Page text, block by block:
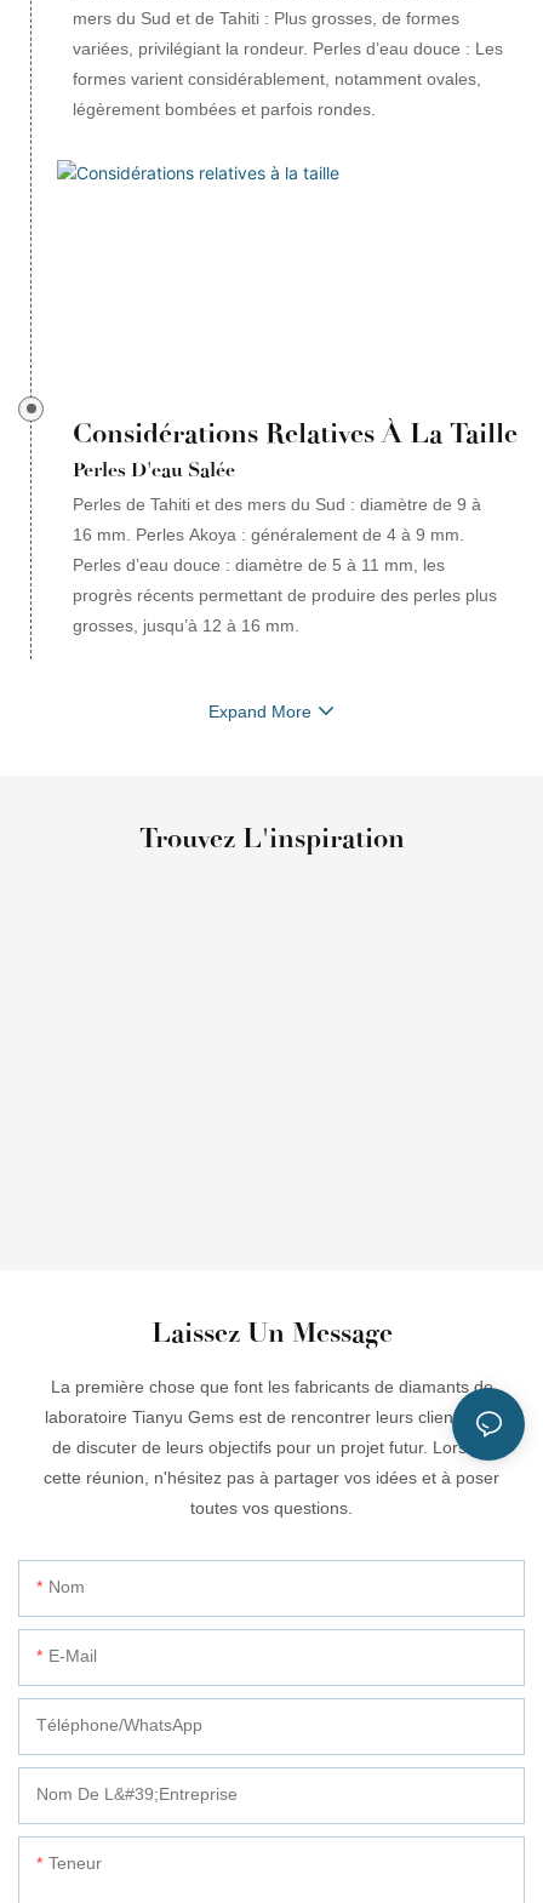
mers du Sud et de Tahiti : Plus grosses, de formes
variées, privilégiant la rondeur. Perles d’eau douce : Les
formes varient considérablement, notamment ovales,
légèrement bombées et parfois rondes.
Considérations Relatives À La Taille
Perles D'eau Salée
Perles de Tahiti et des mers du Sud : diamètre de 9 à
16 mm. Perles Akoya : généralement de 4 à 9 mm.
Perles d’eau douce : diamètre de 5 à 11 mm, les
progrès récents permettant de produire des perles plus
grosses, jusqu’à 12 à 16 mm.
Expand More
Trouvez L'inspiration
Laissez Un Message
La première chose que font les fabricants de diamants de
laboratoire Tianyu Gems est de rencontrer leurs clients afin
de discuter de leurs objectifs pour un projet futur. Lors de
cette réunion, n'hésitez pas à partager vos idées et à poser
toutes vos questions.
Nom
E-Mail
Téléphone/WhatsApp
Nom De L&#39;entreprise
Teneur